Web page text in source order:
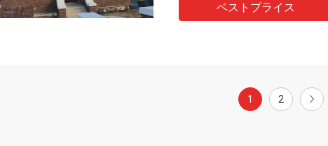
ベストプライス
1 2